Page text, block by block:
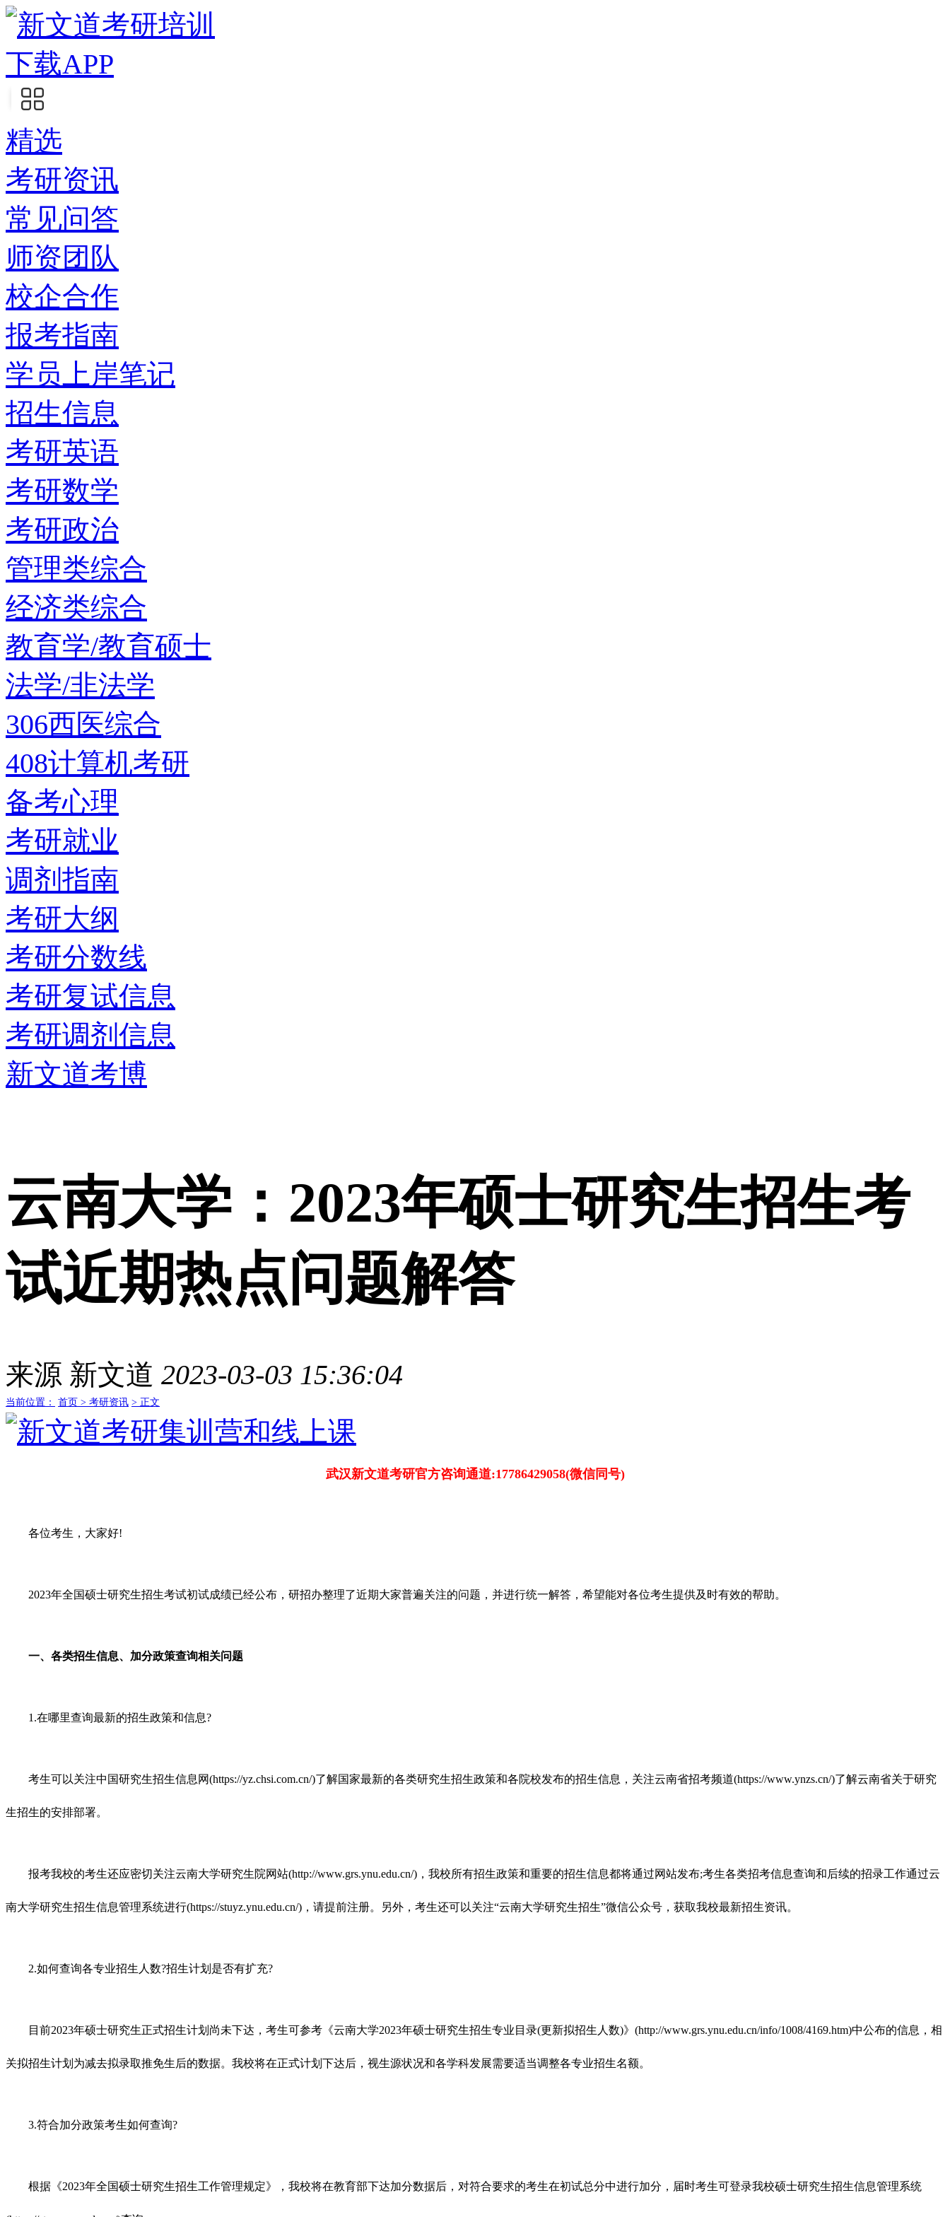
下载APP
精选
考研资讯
常见问答
师资团队
校企合作
报考指南
学员上岸笔记
招生信息
考研英语
考研数学
考研政治
管理类综合
经济类综合
教育学/教育硕士
法学/非法学
306西医综合
408计算机考研
备考心理
考研就业
调剂指南
考研大纲
考研分数线
考研复试信息
考研调剂信息
新文道考博
云南大学：2023年硕士研究生招生考
试近期热点问题解答
来源 新文道 2023-03-03 15:36:04
当前位置： 首页 > 考研资讯 > 正文
武汉新文道考研官方咨询通道:17786429058(微信同号)
各位考生，大家好!
2023年全国硕士研究生招生考试初试成绩已经公布，研招办整理了近期大家普遍关注的问题，并进行统一解答，希望能对各位考生提供及时有效的帮助。
一、各类招生信息、加分政策查询相关问题
1.在哪里查询最新的招生政策和信息?
考生可以关注中国研究生招生信息网(https://yz.chsi.com.cn/)了解国家最新的各类研究生招生政策和各院校发布的招生信息，关注云南省招考频道(https://www.ynzs.cn/)了解云南省关于研究
生招生的安排部署。
报考我校的考生还应密切关注云南大学研究生院网站(http://www.grs.ynu.edu.cn/)，我校所有招生政策和重要的招生信息都将通过网站发布;考生各类招考信息查询和后续的招录工作通过云
南大学研究生招生信息管理系统进行(https://stuyz.ynu.edu.cn/)，请提前注册。另外，考生还可以关注“云南大学研究生招生”微信公众号，获取我校最新招生资讯。
2.如何查询各专业招生人数?招生计划是否有扩充?
目前2023年硕士研究生正式招生计划尚未下达，考生可参考《云南大学2023年硕士研究生招生专业目录(更新拟招生人数)》(http://www.grs.ynu.edu.cn/info/1008/4169.htm)中公布的信息，相
关拟招生计划为减去拟录取推免生后的数据。我校将在正式计划下达后，视生源状况和各学科发展需要适当调整各专业招生名额。
3.符合加分政策考生如何查询?
根据《2023年全国硕士研究生招生工作管理规定》，我校将在教育部下达加分数据后，对符合要求的考生在初试总分中进行加分，届时考生可登录我校硕士研究生招生信息管理系统